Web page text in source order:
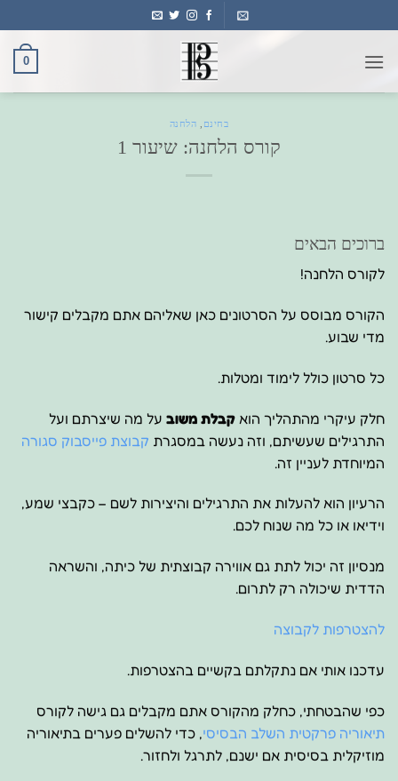
to
content
0
בחינם הלחנה
קורס הלחנה: שיעור 1
ברוכים הבאים
לקורס הלחנה!
הקורס מבוסס על הסרטונים כאן שאליהם אתם מקבלים קישור
מדי שבוע.
כל סרטון כולל לימוד ומטלות.
חלק עיקרי מהתהליך הוא קבלת משוב על מה שיצרתם ועל
התרגילים שעשיתם, וזה נעשה במסגרת קבוצת פייסבוק סגורה
המיוחדת לעניין זה.
הרעיון הוא להעלות את התרגילים והיצירות לשם – כקבצי שמע,
וידיאו או כל מה שנוח לכם.
מנסיון זה יכול לתת גם אווירה קבוצתית של כיתה, והשראה
הדדית שיכולה רק לתרום.
להצטרפות לקבוצה
עדכנו אותי אם נתקלתם בקשיים בהצטרפות.
כפי שהבטחתי, כחלק מהקורס אתם מקבלים גם גישה לקורס
תיאוריה פרקטית השלב הבסיסי, כדי להשלים פערים בתיאוריה
מוזיקלית בסיסית אם ישנם, לתרגל ולחזור.